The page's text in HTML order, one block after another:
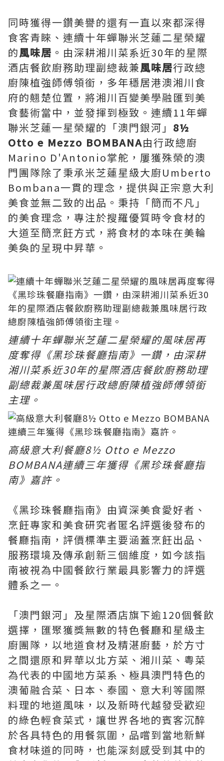
同時獲得一鑽美譽的還有一直以來都深得
食客青睞、連續十年蟬聯米芝蓮二星榮耀
的風味居 。由深耕湘川菜系近30年的星際
酒店餐飲廚務助理副總裁兼風味居行政總
廚陳植強師傅領銜，多年穩居港澳湘川食
府的翹楚位置，將湘川百變美學融匯到美
食藝術當中，並發揮到極致。連續11年蟬
聯米芝蓮一星榮耀的「澳門銀河」 8½
Otto e Mezzo BOMBANA由行政總廚
Marino D'Antonio掌舵，屢獲殊榮的澳
門團隊除了秉承米芝蓮星級大廚Umberto
Bombana一貫的理念，提供與正宗意大利
美食並無二致的出品。秉持「簡而不凡」
的美食理念，專注於搜羅優質時令食材的
大道至簡烹飪方式，將食材的本味在美輪
美奐的呈現中昇華。
連續十年蟬聯米芝蓮二星榮耀的風味居再
度奪得《黑珍珠餐廳指南》一鑽，由深耕
湘川菜系近30年的星際酒店餐飲廚務助理
副總裁兼風味居行政總廚陳植強師傅領銜
主理。
高級意大利餐廳8½ Otto e Mezzo
BOMBANA連續三年獲得《黑珍珠餐廳指
南》嘉許。
《黑珍珠餐廳指南》由資深美食愛好者、
烹飪專家和美食研究者匿名評選後發布的
餐廳指南，評價標準主要涵蓋烹飪出品、
服務環境及傳承創新三個維度，如今該指
南被視為中國餐飲行業最具影響力的評選
體系之一。
「澳門銀河」及星際酒店旗下逾120個餐飲
選擇，匯聚獲獎無數的特色餐廳和星級主
廚團隊，以地道食材及精湛廚藝，於方寸
之間還原和昇華以北方菜、湘川菜、粵菜
為代表的中國地方菜系、極具澳門特色的
澳葡融合菜、日本、泰國、意大利等國際
料理的地道風味，以及新時代越發受歡迎
的綠色輕食菜式，讓世界各地的賓客沉醉
於各具特色的用餐氛圍，品嚐到當地新鮮
食材味道的同時，也能深刻感受到其中的